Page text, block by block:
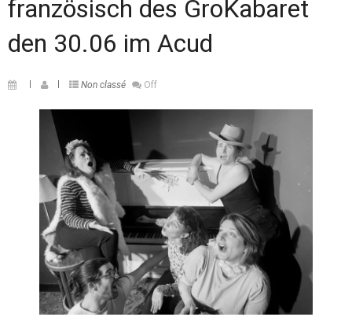
französisch des GroKabaret
den 30.06 im Acud
Non classé Off